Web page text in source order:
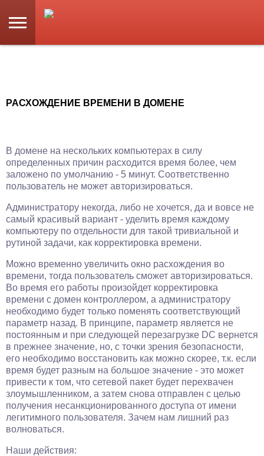
РАСХОЖДЕНИЕ ВРЕМЕНИ В ДОМЕНЕ
В домене на нескольких компьютерах в силу
определенных причин расходится время более, чем
заложено по умолчанию - 5 минут. Соответственно
пользователь не может авторизироваться.
Администратору некогда, либо не хочется, да и вовсе не
самый красивый вариант - уделить время каждому
компьютеру по отдельности для такой тривиальной и
рутиной задачи, как корректировка времени.
Можно временно увеличить окно расхождения во
времени, тогда пользователь сможет авторизироваться.
Во время его работы произойдет корректировка
времени с домен контроллером, а администратору
необходимо будет только поменять соответствующий
параметр назад. В принципе, параметр является не
постоянным и при следующей перезагрузке DC вернется
в прежнее значение, но, с точки зрения безопасности,
его необходимо восстановить как можно скорее, т.к. если
время будет разным на большое значение - это может
привести к том, что сетевой пакет будет перехвачен
злоумышленником, а затем снова отправлен с целью
получения несанкционированного доступа от имени
легитимного пользователя. Зачем нам лишний раз
волноваться.
Наши действия: